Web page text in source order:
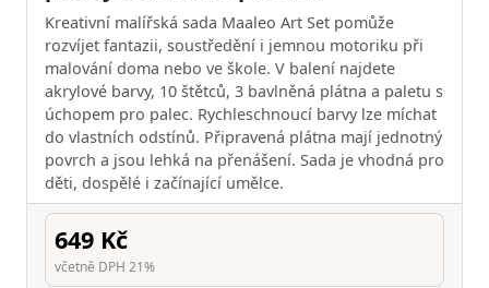
Kreativní malířská sada Maaleo Art Set pomůže
rozvíjet fantazii, soustředění i jemnou motoriku při
malování doma nebo ve škole. V balení najdete
akrylové barvy, 10 štětců, 3 bavlněná plátna a paletu s
úchopem pro palec. Rychleschnoucí barvy lze míchat
do vlastních odstínů. Připravená plátna mají jednotný
povrch a jsou lehká na přenášení. Sada je vhodná pro
děti, dospělé i začínající umělce.
649 Kč
včetně DPH 21%